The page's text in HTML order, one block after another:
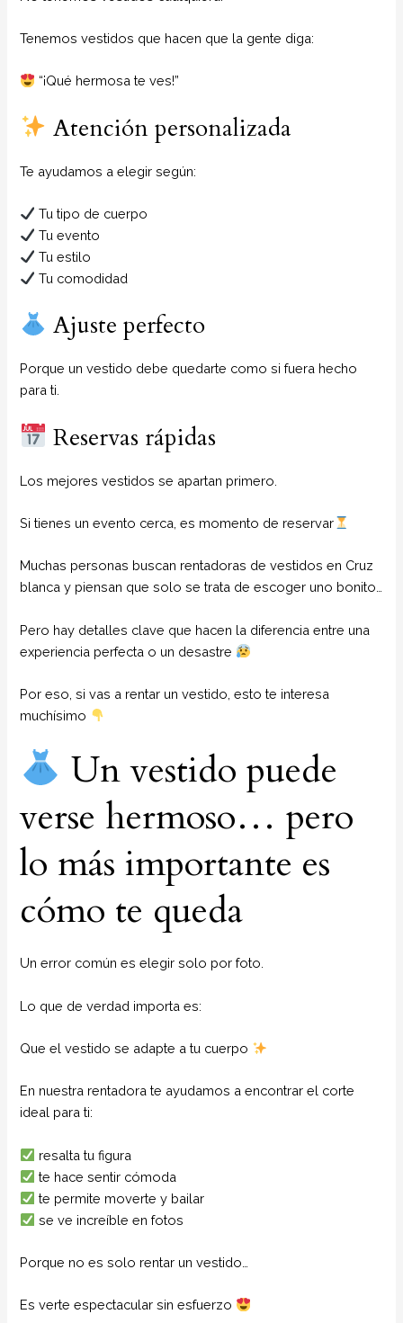
Tenemos vestidos que hacen que la gente diga:
“¡Qué hermosa te ves!”
Atención personalizada
Te ayudamos a elegir según:
Tu tipo de cuerpo
Tu evento
Tu estilo
Tu comodidad
Ajuste perfecto
Porque un vestido debe quedarte como si fuera hecho
para ti.
Reservas rápidas
Los mejores vestidos se apartan primero.
Si tienes un evento cerca, es momento de reservar
Muchas personas buscan rentadoras de vestidos en Cruz
blanca y piensan que solo se trata de escoger uno bonito…
Pero hay detalles clave que hacen la diferencia entre una
experiencia perfecta o un desastre
Por eso, si vas a rentar un vestido, esto te interesa
muchísimo
Un vestido puede
verse hermoso… pero
lo más importante es
cómo te queda
Un error común es elegir solo por foto.
Lo que de verdad importa es:
Que el vestido se adapte a tu cuerpo
En nuestra rentadora te ayudamos a encontrar el corte
ideal para ti:
resalta tu figura
te hace sentir cómoda
te permite moverte y bailar
se ve increíble en fotos
Porque no es solo rentar un vestido…
Es verte espectacular sin esfuerzo